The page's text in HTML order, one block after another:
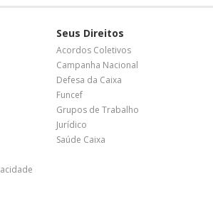
Seus Direitos
Acordos Coletivos
Campanha Nacional
Defesa da Caixa
Funcef
Grupos de Trabalho
Jurídico
Saúde Caixa